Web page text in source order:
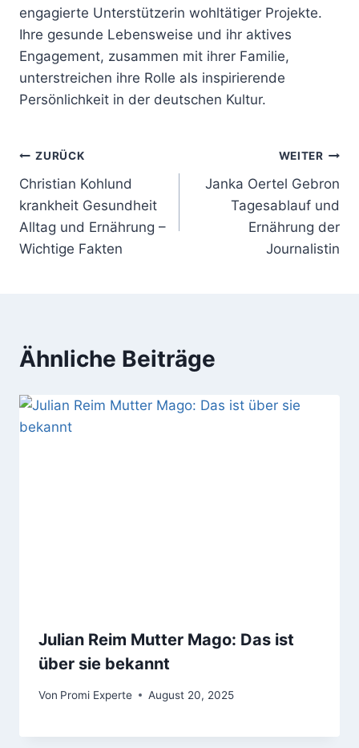
engagierte Unterstützerin wohltätiger Projekte.
Ihre gesunde Lebensweise und ihr aktives
Engagement, zusammen mit ihrer Familie,
unterstreichen ihre Rolle als inspirierende
Persönlichkeit in der deutschen Kultur.
Beitragsnavigation
ZURÜCK
Christian Kohlund
krankheit Gesundheit
Alltag und Ernährung –
Wichtige Fakten
WEITER
Janka Oertel Gebron
Tagesablauf und
Ernährung der
Journalistin
Ähnliche Beiträge
Julian Reim Mutter Mago: Das ist
über sie bekannt
Von Promi Experte August 20, 2025